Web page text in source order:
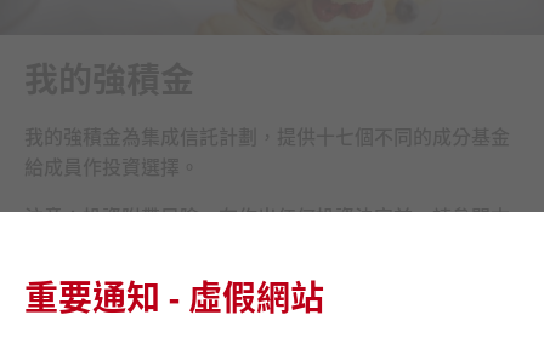
重要通知 - 虛假網站
注意：投資附帶風險，在作出任何投資決定前，請參閱本
品資料的含意或影響有任何疑問，便應諮詢專業人士的獨
立意見。